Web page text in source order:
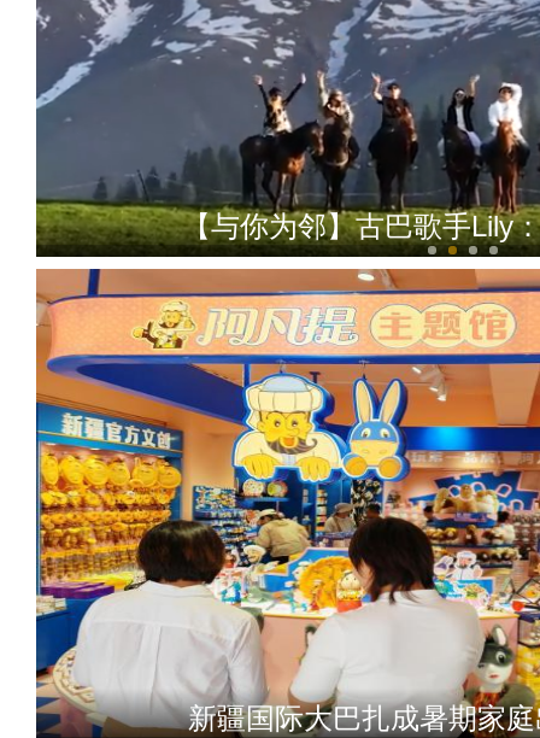
【与你为邻】古巴歌手Lily
【与你为邻】三代巴基斯
新疆国际大巴扎成暑期家